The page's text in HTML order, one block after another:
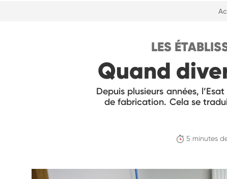
LES
Quand
Depuis plusieurs années,
de fabrication. Cela se
5 minutes